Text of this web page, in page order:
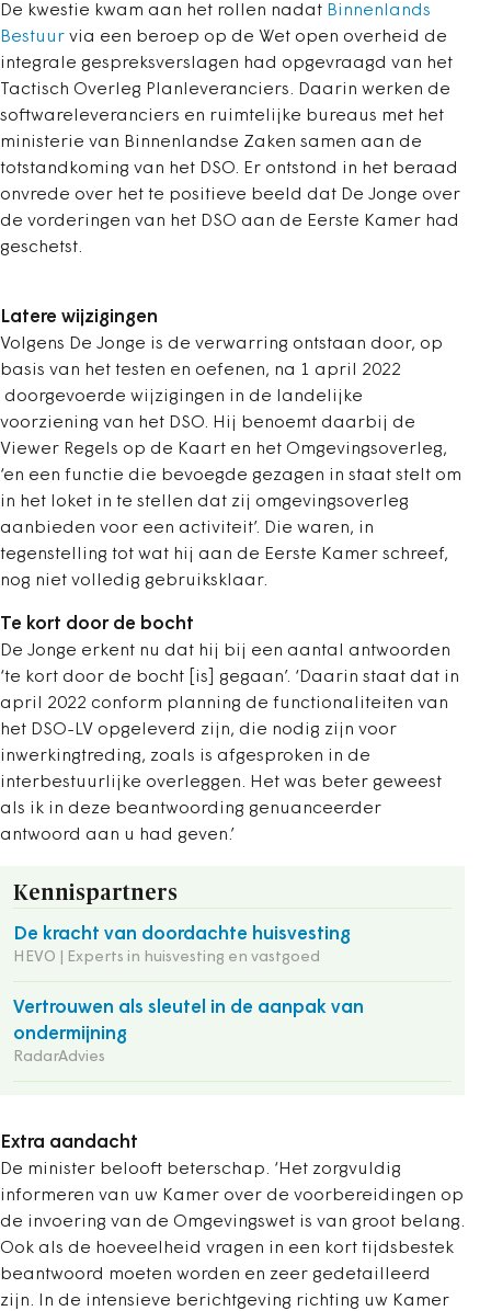
De kwestie kwam aan het rollen nadat Binnenlands
Bestuur via een beroep op de Wet open overheid de
integrale gespreksverslagen had opgevraagd van het
Tactisch Overleg Planleveranciers. Daarin werken de
softwareleveranciers en ruimtelijke bureaus met het
ministerie van Binnenlandse Zaken samen aan de
totstandkoming van het DSO. Er ontstond in het beraad
onvrede over het te positieve beeld dat De Jonge over
de vorderingen van het DSO aan de Eerste Kamer had
geschetst.
Latere wijzigingen
Volgens De Jonge is de verwarring ontstaan door, op
basis van het testen en oefenen, na 1 april 2022
doorgevoerde wijzigingen in de landelijke
voorziening van het DSO. Hij benoemt daarbij de
Viewer Regels op de Kaart en het Omgevingsoverleg,
‘en een functie die bevoegde gezagen in staat stelt om
in het loket in te stellen dat zij omgevingsoverleg
aanbieden voor een activiteit’. Die waren, in
tegenstelling tot wat hij aan de Eerste Kamer schreef,
nog niet volledig gebruiksklaar.
Te kort door de bocht
De Jonge erkent nu dat hij bij een aantal antwoorden
‘te kort door de bocht [is] gegaan’. ‘Daarin staat dat in
april 2022 conform planning de functionaliteiten van
het DSO-LV opgeleverd zijn, die nodig zijn voor
inwerkingtreding, zoals is afgesproken in de
interbestuurlijke overleggen. Het was beter geweest
als ik in deze beantwoording genuanceerder
antwoord aan u had geven.’
Kennispartners
De kracht van doordachte huisvesting
HEVO | Experts in huisvesting en vastgoed
Vertrouwen als sleutel in de aanpak van
ondermijning
RadarAdvies
Extra aandacht
De minister belooft beterschap. ‘Het zorgvuldig
informeren van uw Kamer over de voorbereidingen op
de invoering van de Omgevingswet is van groot belang.
Ook als de hoeveelheid vragen in een kort tijdsbestek
beantwoord moeten worden en zeer gedetailleerd
zijn. In de intensieve berichtgeving richting uw Kamer